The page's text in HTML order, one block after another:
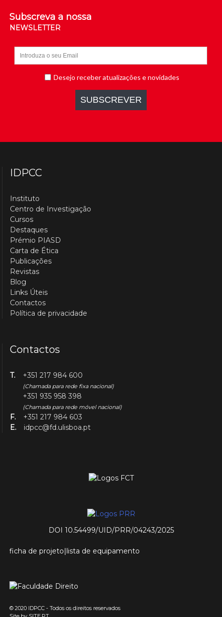
Subscreva a nossa
NEWSLETTER
IDPCC
Instituto
Centro de Investigação
Cursos
Destaques
Prémio PIASD
Carta de Ética
Publicações
Revistas
Blog
Links Úteis
Contactos
Política de privacidade
Contactos
T. +351 217 984 600
(Chamada para rede fixa nacional)
+351 935 958 398
(Chamada para rede móvel nacional)
F.
+351 217 984 603
E.
idpcc@fd.ulisboa.pt
© 2020 IDPCC - Todos os direitos reservados
DOI 10.54499/UID/PRR/04243/2025
ficha de projeto|lista de equipamento